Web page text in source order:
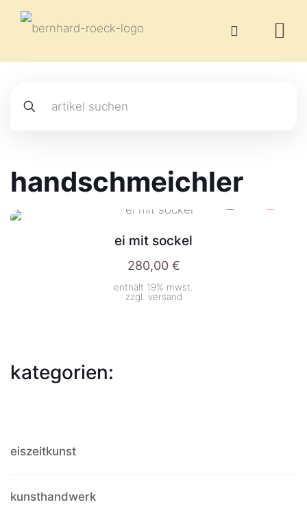
kategorien:
eiszeitkunst
kunsthandwerk
handschmeichler
ei mit sockel
280,00 €
enthält 19% mwst.
zzgl. versand